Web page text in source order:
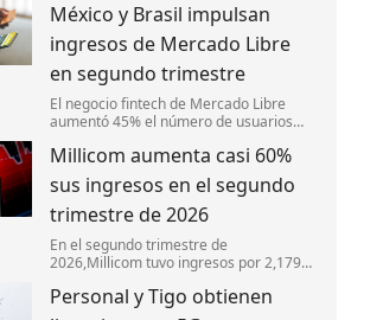
industria digital con el anuncio de su
cruzada para legislar la Inteligencia
Artific
México y Brasil impulsan
ingresos de Mercado Libre
en segundo trimestre
El negocio fintech de Mercado Libre
aumentó 45% el número de usuarios
Brasil.
Millicom aumenta casi 60%
sus ingresos en el segundo
trimestre de 2026
En el segundo trimestre de
2026,Millicom tuvo ingresos por 2,179
adquisiciones de activos de
Telefónica,el aumento de clientes
Personal y Tigo obtienen